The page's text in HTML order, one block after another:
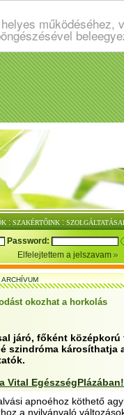
: SZAKÉRTŐINK :
Password:
Elfelejtettem a jelszavam
ARCHÍVUM
okozhat a horkolás
járó, főként
szindróma károsíthatja
Vital EgészségPlázában!
apnoéhoz köthető
a nyilvánvaló